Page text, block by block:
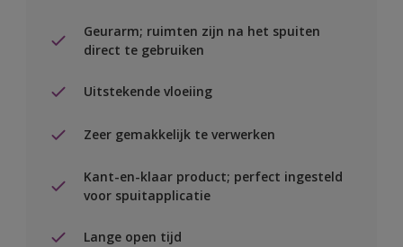
Geurarm; ruimten zijn na het spuiten
direct te gebruiken
Uitstekende vloeiing
Zeer gemakkelijk te verwerken
Kant-en-klaar product; perfect ingesteld
voor spuitapplicatie
Lange open tijd